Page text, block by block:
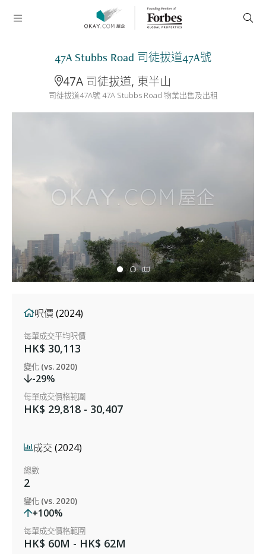
47A Stubbs Road 司徒拔道47A號
47A 司徒拔道, 東半山
司徒拔道47A號 47A Stubbs Road 物業出售及出租
呎價 (2024)
每單成交平均呎價
HK$ 30,113
變化 (vs. 2020)
-29%
每單成交價格範圍
HK$ 29,818 - 30,407
成交 (2024)
總數
2
變化 (vs. 2020)
+100%
每單成交價格範圍
HK$ 60M - HK$ 62M